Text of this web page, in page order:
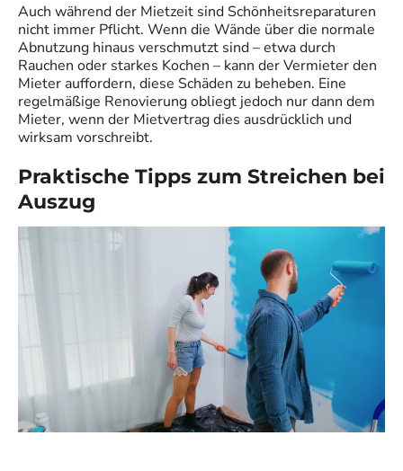
Auch während der Mietzeit sind Schönheitsreparaturen
nicht immer Pflicht. Wenn die Wände über die normale
Abnutzung hinaus verschmutzt sind – etwa durch
Rauchen oder starkes Kochen – kann der Vermieter den
Mieter auffordern, diese Schäden zu beheben. Eine
regelmäßige Renovierung obliegt jedoch nur dann dem
Mieter, wenn der Mietvertrag dies ausdrücklich und
wirksam vorschreibt.
Praktische Tipps zum Streichen bei
Auszug